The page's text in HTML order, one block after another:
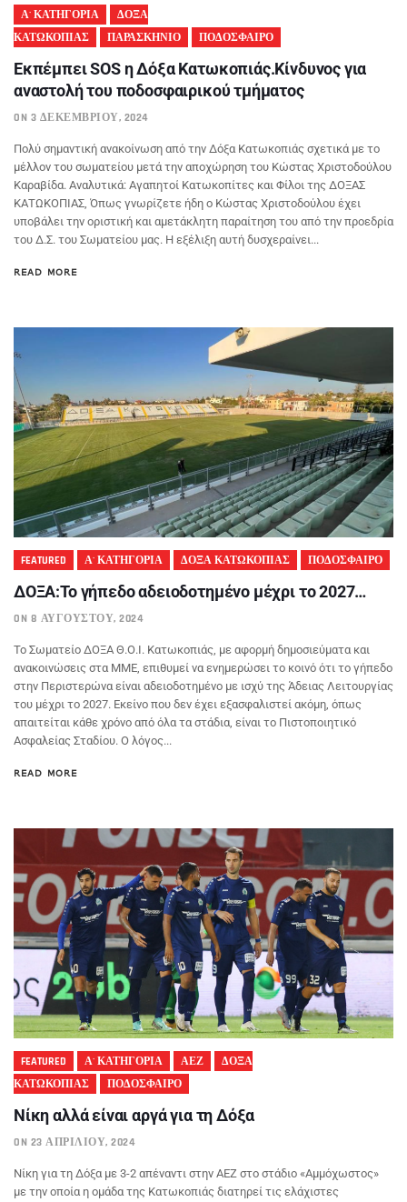
Α' ΚΑΤΗΓΟΡΙΑ
ΔΟΞΑ
ΚΑΤΩΚΟΠΙΑΣ
ΠΑΡΑΣΚΗΝΙΟ ΠΟΔΟΣΦΑΙΡΟ
Εκπέμπει SOS η Δόξα Κατωκοπιάς.Κίνδυνος για
αναστολή του ποδοσφαιρικού τμήματος
ON 3 ΔΕΚΕΜΒΡΊΟΥ, 2024
Πολύ σημαντική ανακοίνωση από την Δόξα Κατωκοπιάς σχετικά με το
μέλλον του σωματείου μετά την αποχώρηση του Κώστας Χριστοδούλου
Καραβίδα. Αναλυτικά: Αγαπητοί Κατωκοπίτες και Φίλοι της ΔΟΞΑΣ
ΚΑΤΩΚΟΠΙΑΣ, Όπως γνωρίζετε ήδη ο Κώστας Χριστοδούλου έχει
υποβάλει την οριστική και αμετάκλητη παραίτηση του από την προεδρία
του Δ.Σ. του Σωματείου μας. Η εξέλιξη αυτή δυσχεραίνει...
READ MORE
FEATURED Α' ΚΑΤΗΓΟΡΙΑ ΔΟΞΑ ΚΑΤΩΚΟΠΙΑΣ ΠΟΔΟΣΦΑΙΡΟ
ΔΟΞΑ:Το γήπεδο αδειοδοτημένο μέχρι το 2027…
ON 8 ΑΥΓΟΎΣΤΟΥ, 2024
Το Σωματείο ΔΟΞΑ Θ.Ο.Ι. Κατωκοπιάς, με αφορμή δημοσιεύματα και
ανακοινώσεις στα ΜΜΕ, επιθυμεί να ενημερώσει το κοινό ότι το γήπεδο
στην Περιστερώνα είναι αδειοδοτημένο με ισχύ της Άδειας Λειτουργίας
του μέχρι το 2027. Εκείνο που δεν έχει εξασφαλιστεί ακόμη, όπως
απαιτείται κάθε χρόνο από όλα τα στάδια, είναι το Πιστοποιητικό
Ασφαλείας Σταδίου. Ο λόγος...
READ MORE
FEATURED Α' ΚΑΤΗΓΟΡΙΑ ΑΕΖ
ΔΟΞΑ
ΚΑΤΩΚΟΠΙΑΣ
ΠΟΔΟΣΦΑΙΡΟ
Νίκη αλλά είναι αργά για τη Δόξα
ON 23 ΑΠΡΙΛΊΟΥ, 2024
Νίκη για τη Δόξα με 3-2 απέναντι στην ΑΕΖ στο στάδιο «Αμμόχωστος»
με την οποία η ομάδα της Κατωκοπιάς διατηρεί τις ελάχιστες